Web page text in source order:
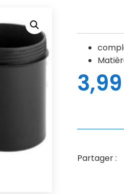
3,99
Partager :